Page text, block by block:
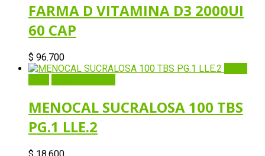
FARMA D VITAMINA D3 2000UI
60 CAP
$ 96.700
MENOCAL SUCRALOSA 100 TBS
PG.1 LLE.2